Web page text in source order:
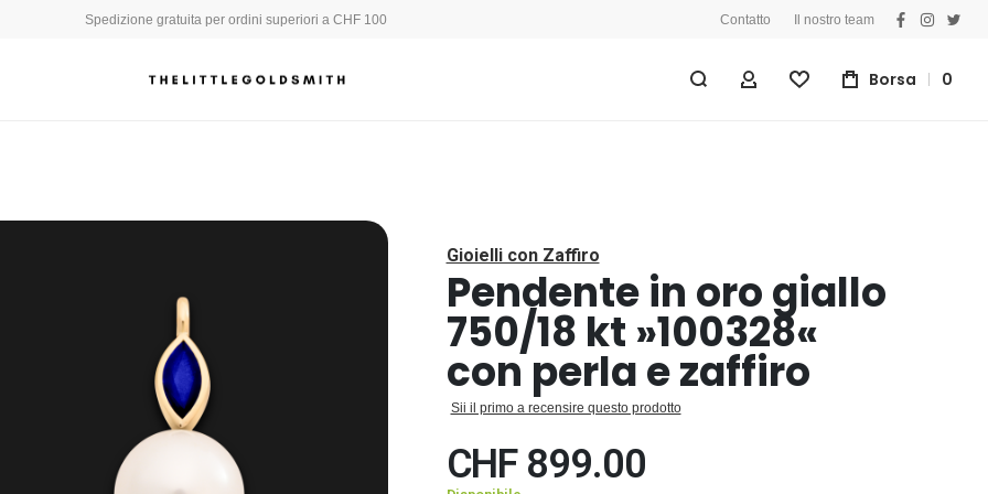
Spedizione gratuita per ordini superiori a CHF 100 Contatto Il nostro team
facebook
My Account
Lista Desideri
Borsa 0
Gioielli con Zaffiro
Pendente in oro giallo
750/18 kt »100328«
con perla e zaffiro
Sii il primo a recensire questo prodotto
CHF 899.00